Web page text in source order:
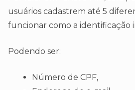
usuários cadastrem até 5
funcionar como a identificação
Podendo ser:
Número de CPF,